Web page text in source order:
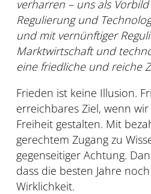
verharren – uns als
Regulierung und
und mit vernünftiger
Marktwirtschaft und
eine friedliche und reiche
Frieden ist keine Illusion.
erreichbares Ziel, wenn
Freiheit gestalten. Mit
gerechtem Zugang zu
gegenseitiger Achtung.
dass die besten Jahre
Wirklichkeit.